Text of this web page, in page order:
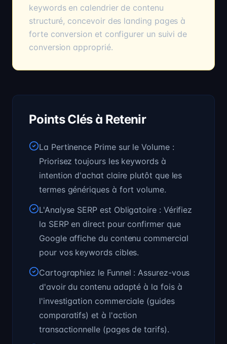
keywords en calendrier de contenu
structuré, concevoir des landing pages à
forte conversion et configurer un suivi de
conversion approprié.
Points Clés à Retenir
La Pertinence Prime sur le Volume :
Priorisez toujours les keywords à
intention d'achat claire plutôt que les
termes génériques à fort volume.
L'Analyse SERP est Obligatoire : Vérifiez
la SERP en direct pour confirmer que
Google affiche du contenu commercial
pour vos keywords cibles.
Cartographiez le Funnel : Assurez-vous
d'avoir du contenu adapté à la fois à
l'investigation commerciale (guides
comparatifs) et à l'action
transactionnelle (pages de tarifs).